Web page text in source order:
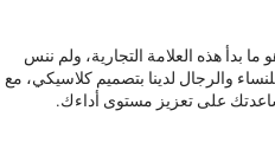
ما بدأ هذه العلامة التجارية، ولم ننس
والرجال لدينا بتصميم كلاسيكي، مع
على تعزيز مستوى أداءك.